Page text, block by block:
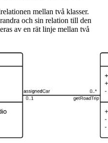
mellan två klasser.
och sin relation till den
av en rät linje mellan två